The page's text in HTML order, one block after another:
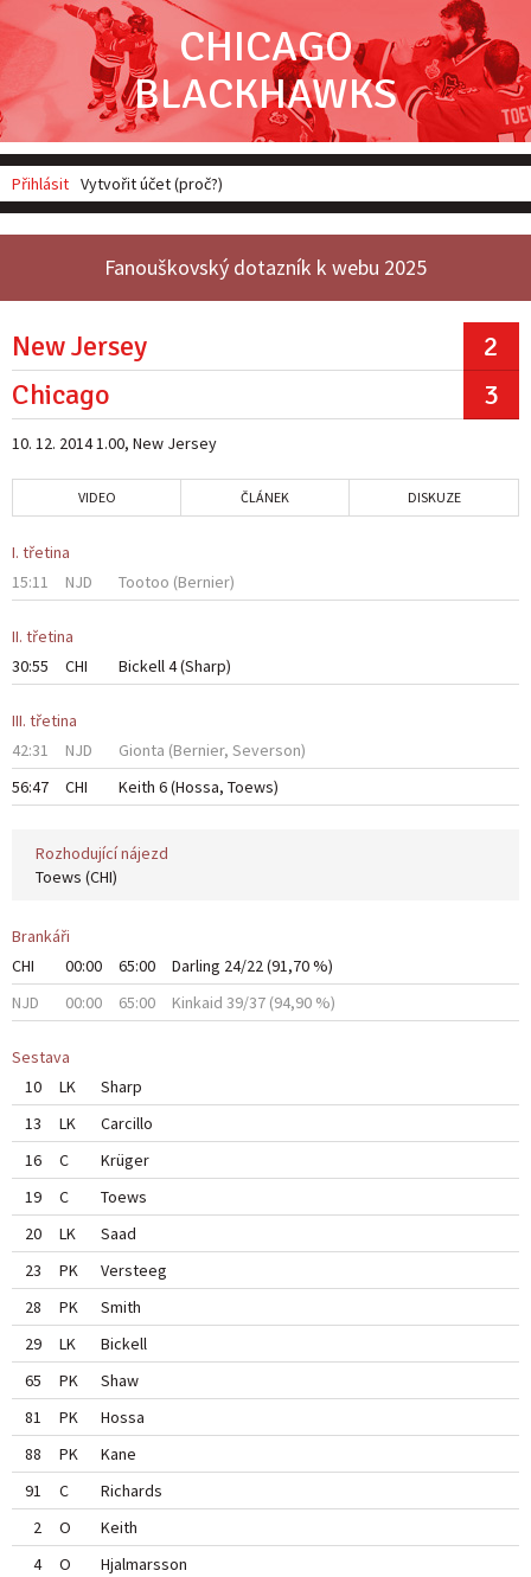
CHICAGO
BLACKHAWKS
Přihlásit Vytvořit účet (proč?)
Fanouškovský dotazník k webu 2025
New Jersey
2
Chicago
3
10. 12. 2014 1.00, New Jersey
VIDEO ČLÁNEK DISKUZE
I. třetina
15:11
NJD Tootoo (Bernier)
II. třetina
30:55
CHI Bickell4(Sharp)
III. třetina
42:31
NJD Gionta (Bernier, Severson)
56:47
CHI Keith 6(Hossa, Toews)
Rozhodující nájezd
Toews (CHI)
Brankáři
CHI
00:00 65:00 Darling 24/22 (91,70 %)
NJD
00:00 65:00 Kinkaid 39/37 (94,90 %)
Sestava
10
LK
Sharp
13
LK
Carcillo
16
C
Krüger
19
C
Toews
20
LK
Saad
23
PK
Versteeg
28
PK
Smith
29
LK
Bickell
65
PK
Shaw
81
PK
Hossa
88
PK
Kane
91
C
Richards
2
O
Keith
4
O
Hjalmarsson